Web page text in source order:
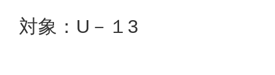
対象：U－１3